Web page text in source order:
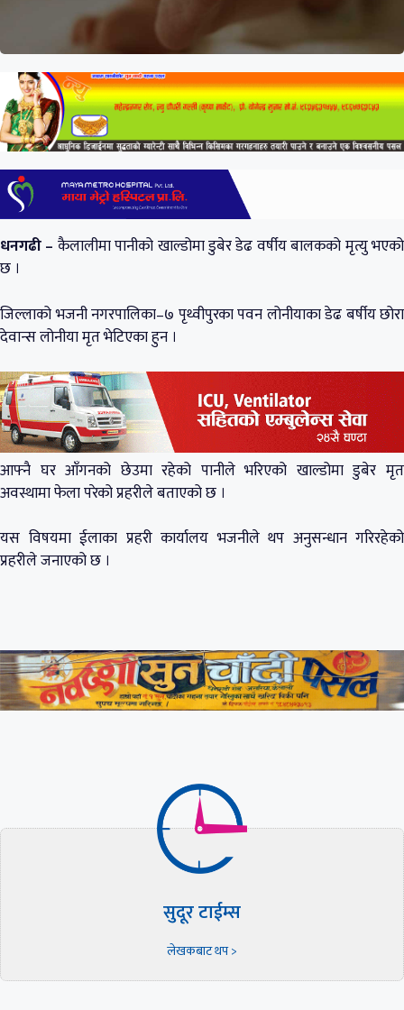
धनगढी – कैलालीमा पानीको खाल्डोमा डुबेर डेढ वर्षीय बालकको मृत्यु भएको
छ ।
जिल्लाको भजनी नगरपालिका–७ पृथ्वीपुरका पवन लोनीयाका डेढ बर्षीय छोरा
देवान्स लोनीया मृत भेटिएका हुन ।
आफ्नै घर आँगनको छेउमा रहेको पानीले भरिएको खाल्डोमा डुबेर मृत
अवस्थामा फेला परेको प्रहरीले बताएको छ ।
यस विषयमा ईलाका प्रहरी कार्यालय भजनीले थप अनुसन्धान गरिरहेको
प्रहरीले जनाएको छ ।
सुदूर टाईम्स
लेखकबाट थप >